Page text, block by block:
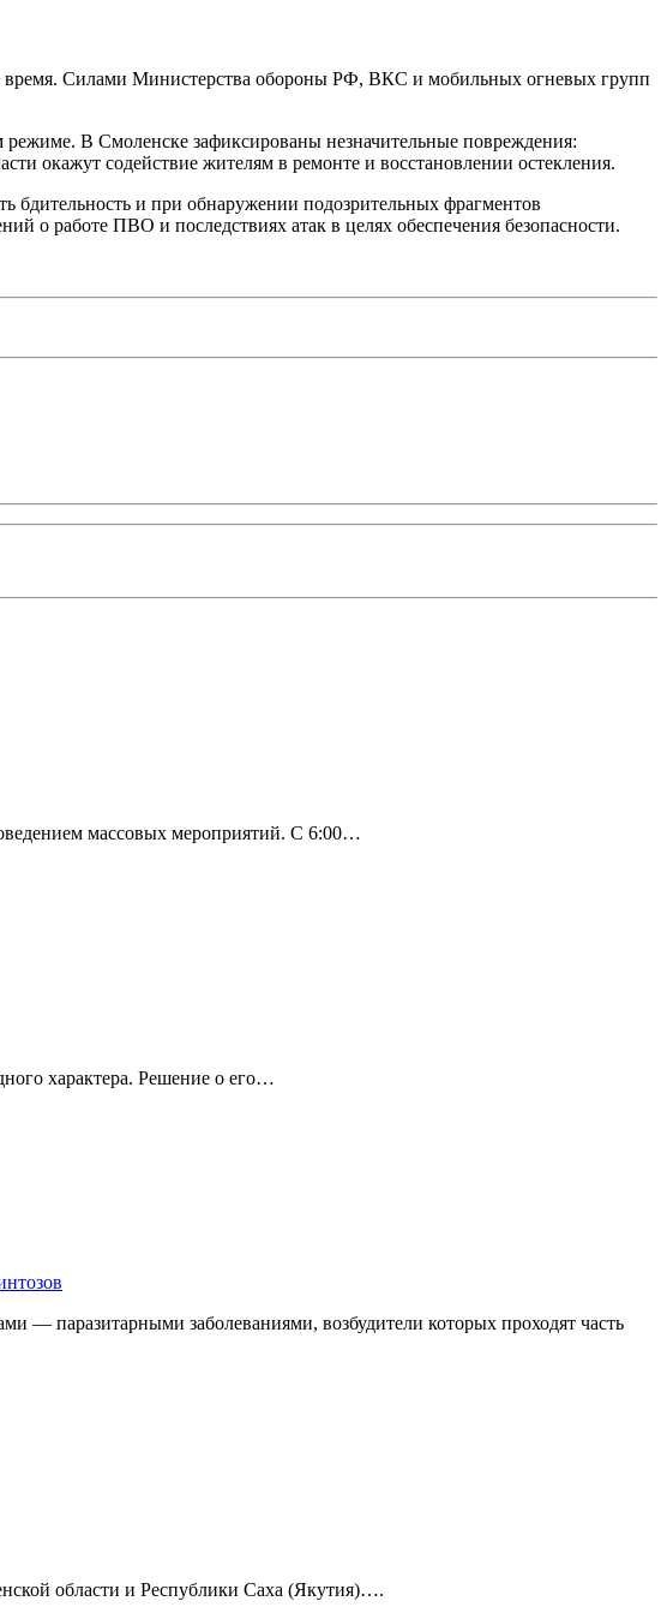
время. Силами Министерства обороны РФ, ВКС и мобильных огневых групп
В Смоленске зафиксированы незначительные повреждения:
окажут содействие жителям в ремонте и восстановлении остекления.
бдительность и при обнаружении подозрительных фрагментов
о работе ПВО и последствиях атак в целях обеспечения безопасности.
массовых мероприятий. С 6:00…
характера. Решение о его…
— паразитарными заболеваниями, возбудители которых проходят часть
области и Республики Саха (Якутия)….